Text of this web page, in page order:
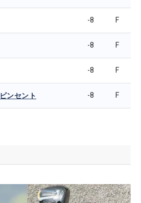
-8 F
-8 F
-8 F
ンセント -8 F